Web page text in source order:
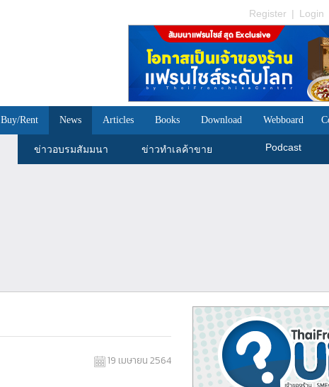
Register | Login
Buy/Rent News Articles Books Download Webboard
ข่าวอบรมสัมมนา ข่าวทำเลค้าขาย Podcast
19 เมษายน 2564